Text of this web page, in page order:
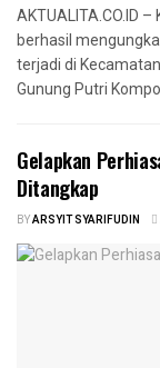
AKTUALITA.CO.ID
berhasil
terjadi di
Gunung Putri Kompol
Gelapkan
Ditangkap
BYARSYIT SYARIFUDIN